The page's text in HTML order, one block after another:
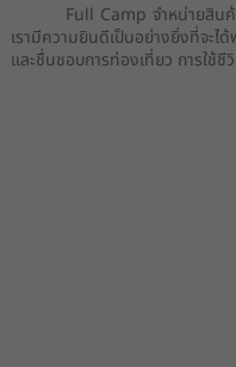
Full Camp จำหน่ายสินค้า
เรามีความยินดีเป็นอย่างยิ่งที่จะ
และชื่นชอบการท่องเที่ยว การใช้